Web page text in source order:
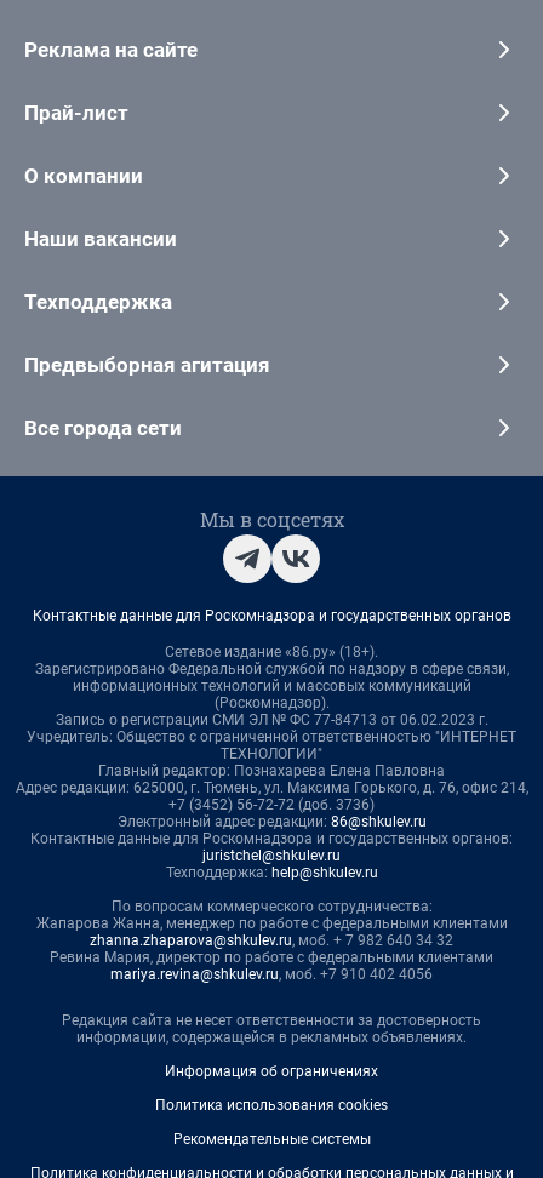
Реклама на сайте
Прай-лист
О компании
Наши вакансии
Техподдержка
Предвыборная агитация
Все города сети
Мы в соцсетях
Контактные данные для Роскомнадзора и государственных органов
Сетевое издание «86.ру» (18+).
Зарегистрировано Федеральной службой по надзору в сфере связи,
информационных технологий и массовых коммуникаций
(Роскомнадзор).
Запись о регистрации СМИ ЭЛ № ФС 77-84713 от 06.02.2023 г.
Учредитель: Общество с ограниченной ответственностью "ИНТЕРНЕТ
ТЕХНОЛОГИИ"
Главный редактор: Познахарева Елена Павловна
Адрес редакции: 625000, г. Тюмень, ул. Максима Горького, д. 76, офис 214,
+7 (3452) 56-72-72 (доб. 3736)
Электронный адрес редакции: 86@shkulev.ru
Контактные данные для Роскомнадзора и государственных органов:
juristchel@shkulev.ru
Техподдержка: help@shkulev.ru
По вопросам коммерческого сотрудничества:
Жапарова Жанна, менеджер по работе с федеральными клиентами
zhanna.zhaparova@shkulev.ru, моб. + 7 982 640 34 32
Ревина Мария, директор по работе с федеральными клиентами
mariya.revina@shkulev.ru, моб. +7 910 402 4056
Редакция сайта не несет ответственности за достоверность
информации, содержащейся в рекламных объявлениях.
Информация об ограничениях
Политика использования cookies
Рекомендательные системы
Политика конфиденциальности и обработки персональных данных и